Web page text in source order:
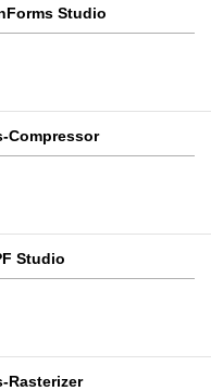
Studio
Compressor
Studio
Rasterizer